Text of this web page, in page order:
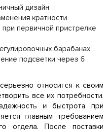
дизайн
кратности
первичной пристрелке
барабанах
подсветки через 6
относится к своим
все их потребности.
и быстрота при
главным требованием
отдела. После поставки